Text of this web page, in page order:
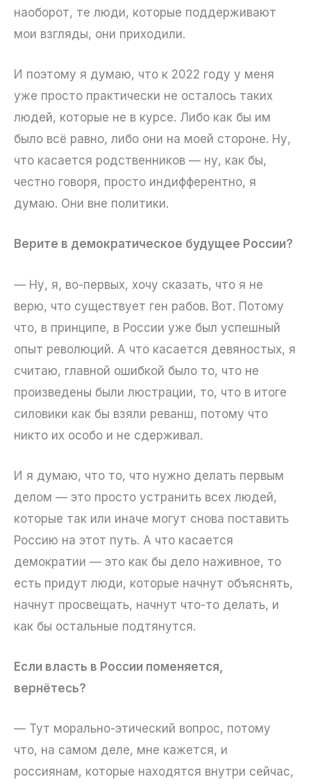
наоборот, те люди, которые поддерживают
мои взгляды, они приходили.
И поэтому я думаю, что к 2022 году у меня
уже просто практически не осталось таких
людей, которые не в курсе. Либо как бы им
было всё равно, либо они на моей стороне. Ну,
что касается родственников — ну, как бы,
честно говоря, просто индифферентно, я
думаю. Они вне политики.
Верите в демократическое будущее России?
— Ну, я, во-первых, хочу сказать, что я не
верю, что существует ген рабов. Вот. Потому
что, в принципе, в России уже был успешный
опыт революций. А что касается девяностых, я
считаю, главной ошибкой было то, что не
произведены были люстрации, то, что в итоге
силовики как бы взяли реванш, потому что
никто их особо и не сдерживал.
И я думаю, что то, что нужно делать первым
делом — это просто устранить всех людей,
которые так или иначе могут снова поставить
Россию на этот путь. А что касается
демократии — это как бы дело наживное, то
есть придут люди, которые начнут объяснять,
начнут просвещать, начнут что-то делать, и
как бы остальные подтянутся.
Если власть в России поменяется,
вернётесь?
— Тут морально-этический вопрос, потому
что, на самом деле, мне кажется, и
россиянам, которые находятся внутри сейчас,